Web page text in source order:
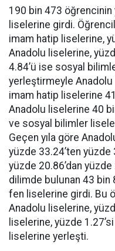
190 bin 473 öğrencinin
liselerine girdi.
imam hatip liselerine,
Anadolu liselerine,
4.84’ü ise sosyal
yerleştirmeyle
imam hatip liselerine
Anadolu liselerine 40
ve sosyal bilimler
Geçen yıla göre
yüzde 33.24’ten yüzde
yüzde 20.86’dan
dilimde bulunan 43 bin
fen liselerine girdi. Bu
Anadolu liselerine,
liselerine, yüzde
liselerine yerleşti.